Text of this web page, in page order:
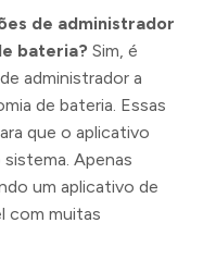
de administrador
bateria? Sim, é
administrador a
de bateria. Essas
que o aplicativo
Apenas
um aplicativo de
com muitas